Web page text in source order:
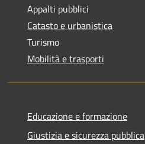
Appalti pubblici
Catasto e urbanistica
Turismo
Mobilità e trasporti
Educazione e formazione
Giustizia e sicurezza pubblica